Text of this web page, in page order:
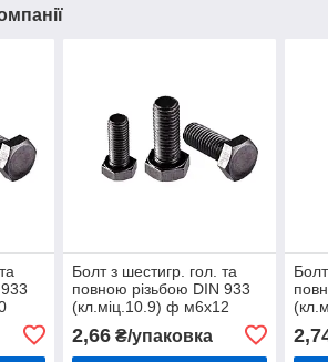
Болт з шестигр. гол. та
повною різьбою DIN 933
(кл.міц.10.9) ф м6х12
2,66₴/упаковка